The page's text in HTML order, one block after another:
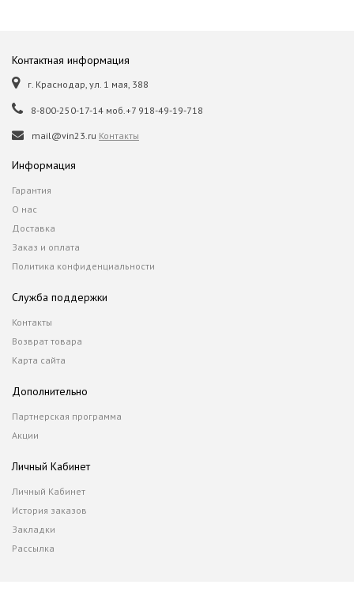
Контактная информация
г. Краснодар, ул. 1 мая, 388
8-800-250-17-14 моб.+7 918-49-19-718
mail@vin23.ru Контакты
Информация
Гарантия
О нас
Доставка
Заказ и оплата
Политика конфиденциальности
Служба поддержки
Контакты
Возврат товара
Карта сайта
Дополнительно
Партнерская программа
Акции
Личный Кабинет
Личный Кабинет
История заказов
Закладки
Рассылка